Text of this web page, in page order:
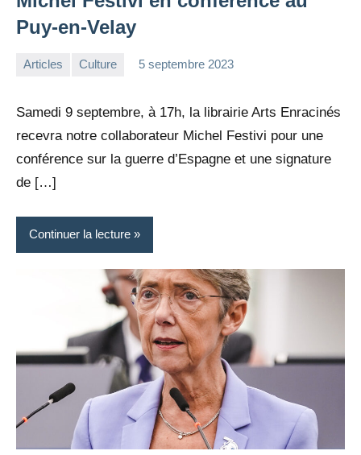
Puy-en-Velay
Articles Culture 5 septembre 2023
Samedi 9 septembre, à 17h, la librairie Arts Enracinés
recevra notre collaborateur Michel Festivi pour une
conférence sur la guerre d’Espagne et une signature
de […]
Continuer la lecture